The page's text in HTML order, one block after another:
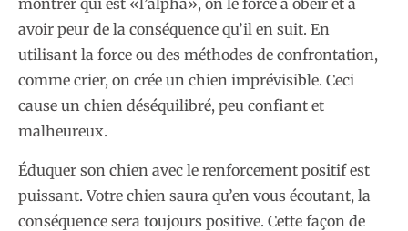
montrer qui est «l’alpha», on le force à obéir et à
avoir peur de la conséquence qu’il en suit. En
utilisant la force ou des méthodes de confrontation,
comme crier, on crée un chien imprévisible. Ceci
cause un chien déséquilibré, peu confiant et
malheureux.
Éduquer son chien avec le renforcement positif est
puissant. Votre chien saura qu’en vous écoutant, la
conséquence sera toujours positive. Cette façon de